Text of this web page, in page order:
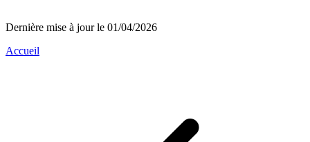
Dernière mise à jour le 01/04/2026
Accueil